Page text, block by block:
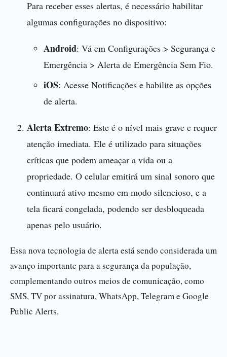
Para receber esses alertas, é necessário habilitar
algumas configurações no dispositivo:
Android: Vá em Configurações > Segurança e
Emergência > Alerta de Emergência Sem Fio.
iOS: Acesse Notificações e habilite as opções
de alerta.
Alerta Extremo: Este é o nível mais grave e requer
atenção imediata. Ele é utilizado para situações
críticas que podem ameaçar a vida ou a
propriedade. O celular emitirá um sinal sonoro que
continuará ativo mesmo em modo silencioso, e a
tela ficará congelada, podendo ser desbloqueada
apenas pelo usuário.
Essa nova tecnologia de alerta está sendo considerada um
avanço importante para a segurança da população,
complementando outros meios de comunicação, como
SMS, TV por assinatura, WhatsApp, Telegram e Google
Public Alerts.